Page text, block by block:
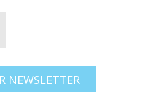
NEWSLETTER